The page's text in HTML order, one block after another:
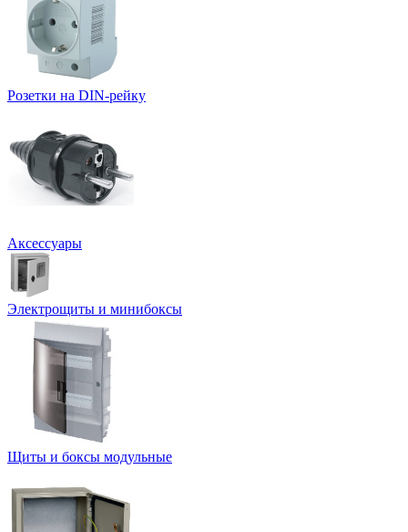
Розетки на DIN-рейку
Аксессуары
Электрощиты и минибоксы
Щиты и боксы модульные